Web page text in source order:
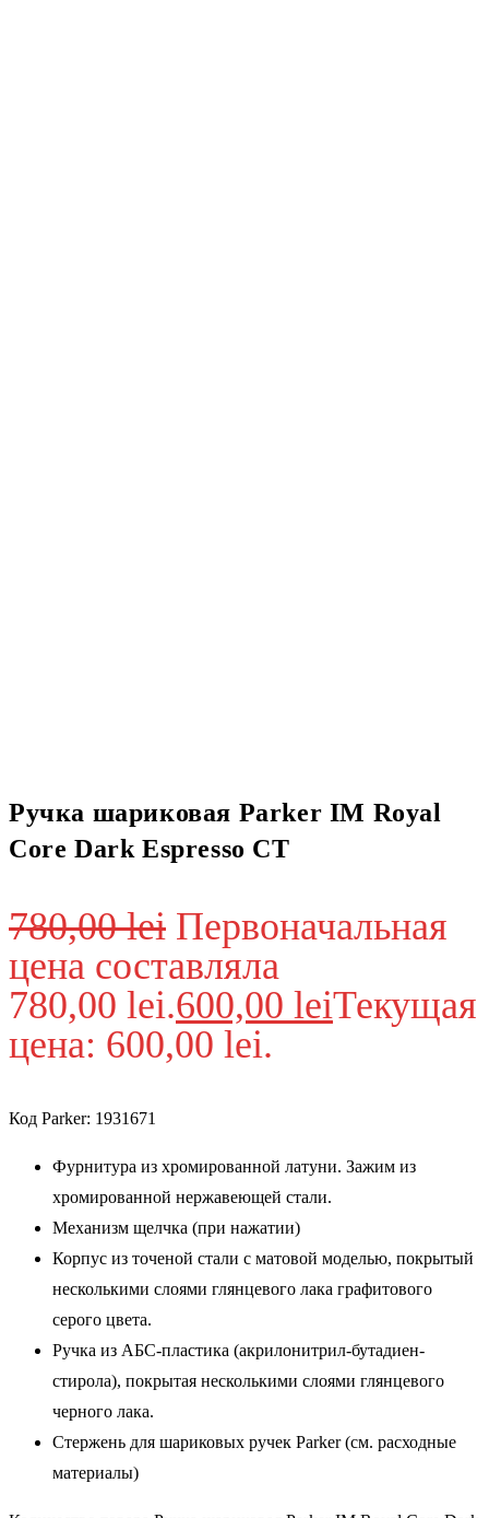
Ручка шариковая Parker IM Royal
Core Dark Espresso CT
780,00lei Первоначальная
цена составляла
780,00 lei.600,00 leiТекущая
цена: 600,00 lei.
Код Parker: 1931671
Фурнитура из хромированной латуни. Зажим из
хромированной нержавеющей стали.
Механизм щелчка (при нажатии)
Корпус из точеной стали с матовой моделью, покрытый
несколькими слоями глянцевого лака графитового
серого цвета.
Ручка из АБС-пластика (акрилонитрил-бутадиен-
стирола), покрытая несколькими слоями глянцевого
черного лака.
Стержень для шариковых ручек Parker (см. расходные
материалы)